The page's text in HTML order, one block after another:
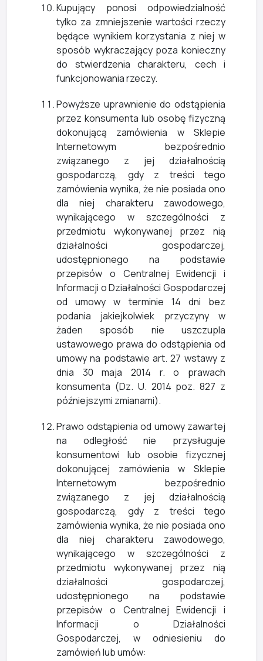
Kupujący ponosi odpowiedzialność
tylko za zmniejszenie wartości rzeczy
będące wynikiem korzystania z niej w
sposób wykraczający poza konieczny
do stwierdzenia charakteru, cech i
funkcjonowania rzeczy.
Powyższe uprawnienie do odstąpienia
przez konsumenta lub osobę fizyczną
dokonującą zamówienia w Sklepie
Internetowym bezpośrednio
związanego z jej działalnością
gospodarczą, gdy z treści tego
zamówienia wynika, że nie posiada ono
dla niej charakteru zawodowego,
wynikającego w szczególności z
przedmiotu wykonywanej przez nią
działalności gospodarczej,
udostępnionego na podstawie
przepisów o Centralnej Ewidencji i
Informacji o Działalności Gospodarczej
od umowy w terminie 14 dni bez
podania jakiejkolwiek przyczyny w
żaden sposób nie uszczupla
ustawowego prawa do odstąpienia od
umowy na podstawie art. 27 wstawy z
dnia 30 maja 2014 r. o prawach
konsumenta (Dz. U. 2014 poz. 827 z
późniejszymi zmianami).
Prawo odstąpienia od umowy zawartej
na odległość nie przysługuje
konsumentowi lub osobie fizycznej
dokonującej zamówienia w Sklepie
Internetowym bezpośrednio
związanego z jej działalnością
gospodarczą, gdy z treści tego
zamówienia wynika, że nie posiada ono
dla niej charakteru zawodowego,
wynikającego w szczególności z
przedmiotu wykonywanej przez nią
działalności gospodarczej,
udostępnionego na podstawie
przepisów o Centralnej Ewidencji i
Informacji o Działalności
Gospodarczej, w odniesieniu do
zamówień lub umów: